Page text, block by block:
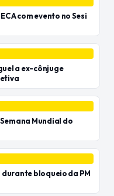
com evento no Sesi
a ex-cônjuge
Mundial do
bloqueio da PM